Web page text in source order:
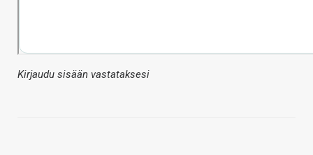
Kirjaudu sisään vastataksesi